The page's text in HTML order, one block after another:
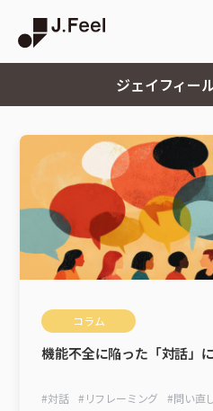
ジェイフィー
コラム
機能不全に陥った「対話」
#対話 # リフレーミング #問い直